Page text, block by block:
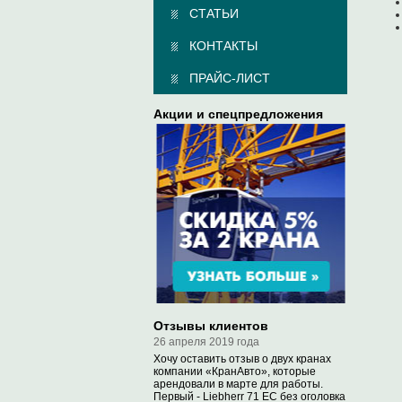
СТАТЬИ
КОНТАКТЫ
ПРАЙС-ЛИСТ
Акции и спецпредложения
Отзывы клиентов
26 апреля 2019 года
Хочу оставить отзыв о двух кранах
компании «КранАвто», которые
арендовали в марте для работы.
Первый - Liebherr 71 EC без оголовка